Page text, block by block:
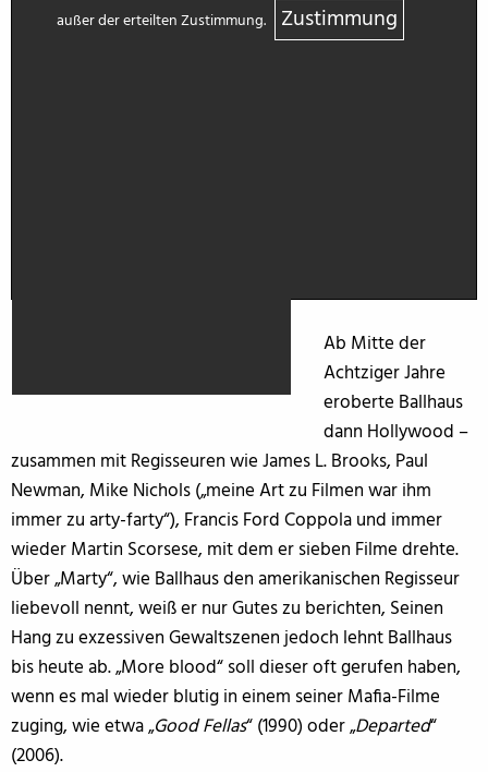
außer der erteilten Zustimmung.
Zustimmung
Ab Mitte der
Achtziger Jahre
eroberte Ballhaus
dann Hollywood –
zusammen mit Regisseuren wie James L. Brooks, Paul
Newman, Mike Nichols („meine Art zu Filmen war ihm
immer zu arty-farty“), Francis Ford Coppola und immer
wieder Martin Scorsese, mit dem er sieben Filme drehte.
Über „Marty“, wie Ballhaus den amerikanischen Regisseur
liebevoll nennt, weiß er nur Gutes zu berichten, Seinen
Hang zu exzessiven Gewaltszenen jedoch lehnt Ballhaus
bis heute ab. „More blood“ soll dieser oft gerufen haben,
wenn es mal wieder blutig in einem seiner Mafia-Filme
zuging, wie etwa „Good Fellas“ (1990) oder „Departed“
(2006).